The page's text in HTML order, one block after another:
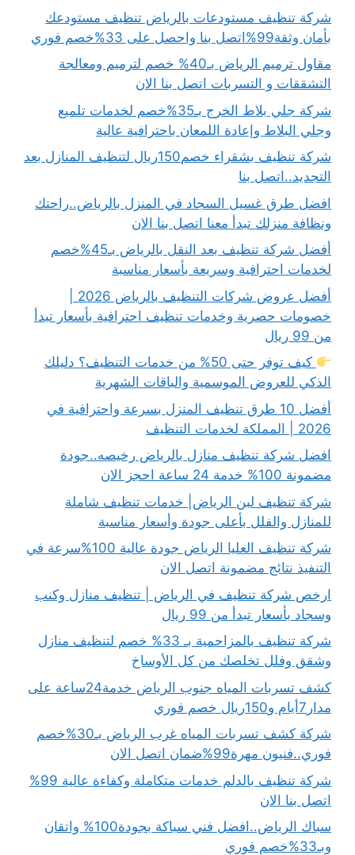
شركة تنظيف مستودعات بالرياض تنظيف مستودعك
بأمان وثقة99%اتصل بنا واحصل على 33%خصم فوري
مقاول ترميم الرياض بـ40% خصم لترميم ومعالجة
التشققات و التسربات اتصل بنا الان
شركة جلي بلاط الخرج بـ35%خصم لخدمات تلميع
وجلي البلاط وإعادة اللمعان باحترافية عالية
شركة تنظيف بشقراء خصم150ريال لتنظيف المنازل بعد
التجديد..اتصل بنا
افضل طرق غسيل السجاد في المنزل بالرياض..راحتك
ونظافة منزلك تبدأ معنا اتصل بنا الان
أفضل شركة تنظيف بعد النقل بالرياض بـ45%خصم
لخدمات احترافية وسريعة بأسعار مناسبة
خصومات حصرية وخدمات تنظيف احترافية بأسعار تبدأ
من 99 ريال
كيف توفر حتى 50% من خدمات التنظيف؟ دليلك
الذكي للعروض الموسمية والباقات الشهرية
أفضل 10 طرق تنظيف المنزل بسرعة واحترافية في
2026 | المملكة لخدمات التنظيف
افضل شركة تنظيف منازل بالرياض رخيصه..جودة
مضمونة 100% خدمة 24 ساعة احجز الان
شركة تنظيف لبن الرياض| خدمات تنظيف شاملة
للمنازل والفلل بأعلى جودة وأسعار مناسبة
شركة تنظيف العليا الرياض جودة عالية 100%سرعة في
التنفيذ نتائج مضمونة اتصل الان
ارخص شركة تنظيف في الرياض | تنظيف منازل وكنب
وسجاد بأسعار تبدأ من 99 ريال
شركة تنظيف بالمزاحمية بـ 33% خصم لتنظيف منازل
وشقق وفلل تخلصك من كل الأوساخ
كشف تسربات المياه جنوب الرياض خدمة24ساعة على
مدار7أيام و150ريال خصم فوري
شركة كشف تسربات المياه غرب الرياض بـ30%خصم
فوري..فنيون مهرة99%ضمان اتصل الان
شركة تنظيف بالدلم خدمات متكاملة وكفاءة عالية 99%
اتصل بنا الان
سباك الرياض..افضل فني سباكة بجودة100% واتقان
وبـ33%خصم فوري